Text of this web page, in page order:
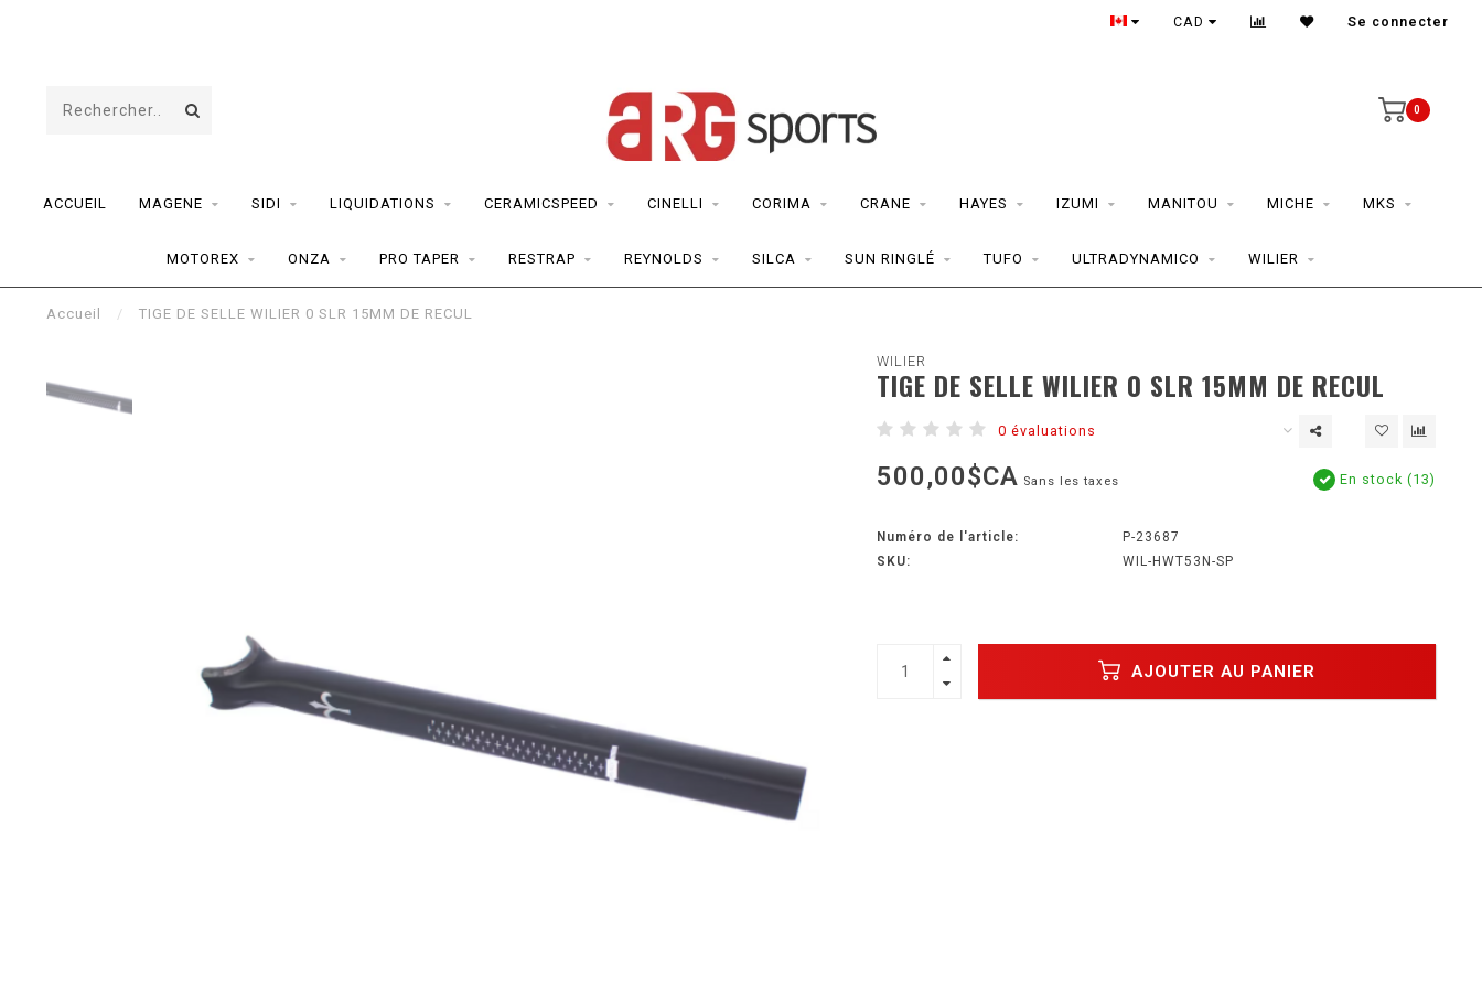
CAD Se connecter
0
ACCUEIL MAGENE SIDI LIQUIDATIONS CERAMICSPEED CINELLI CORIMA CRANE HAYES IZUMI MANITOU MICHE MKS
MOTOREX ONZA PRO TAPER RESTRAP REYNOLDS SILCA SUN RINGLÉ TUFO ULTRADYNAMICO WILIER
Accueil / TIGE DE SELLE WILIER 0 SLR 15MM DE RECUL
WILIER
TIGE DE SELLE WILIER 0 SLR 15MM DE RECUL
0 évaluations
500,00$CA Sans les taxes En stock (13)
Numéro de l'article:
P-23687
SKU:
WIL-HWT53N-SP
AJOUTER AU PANIER